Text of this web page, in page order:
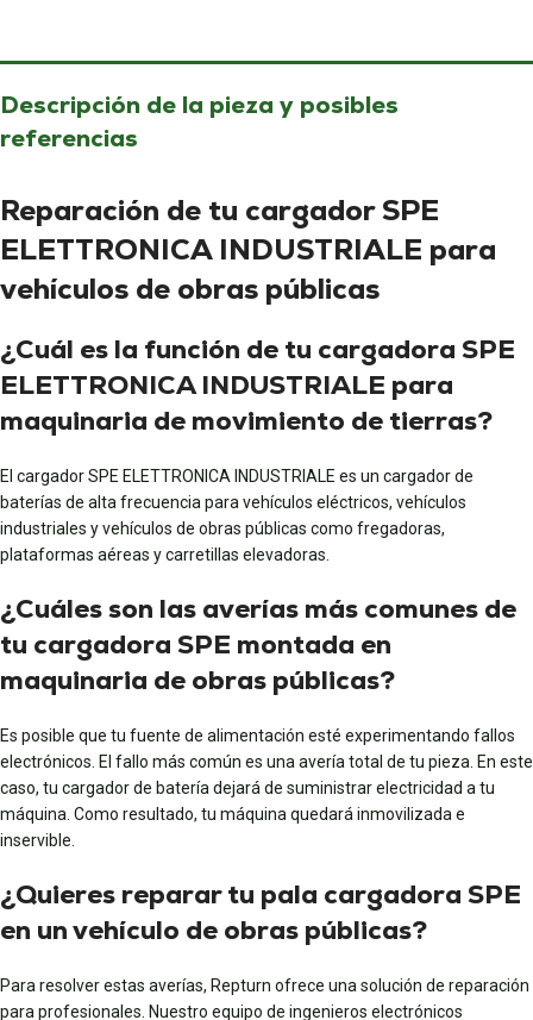
Descripción de la pieza y posibles
referencias
Reparación de tu cargador SPE
ELETTRONICA INDUSTRIALE para
vehículos de obras públicas
¿Cuál es la función de tu cargadora SPE
ELETTRONICA INDUSTRIALE para
maquinaria de movimiento de tierras?
El cargador SPE ELETTRONICA INDUSTRIALE es un cargador de
baterías de alta frecuencia para vehículos eléctricos, vehículos
industriales y vehículos de obras públicas como fregadoras,
plataformas aéreas y carretillas elevadoras.
¿Cuáles son las averías más comunes de
tu cargadora SPE montada en
maquinaria de obras públicas?
Es posible que tu fuente de alimentación esté experimentando fallos
electrónicos. El fallo más común es una avería total de tu pieza. En este
caso, tu cargador de batería dejará de suministrar electricidad a tu
máquina. Como resultado, tu máquina quedará inmovilizada e
inservible.
¿Quieres reparar tu pala cargadora SPE
en un vehículo de obras públicas?
Para resolver estas averías, Repturn ofrece una solución de reparación
para profesionales. Nuestro equipo de ingenieros electrónicos